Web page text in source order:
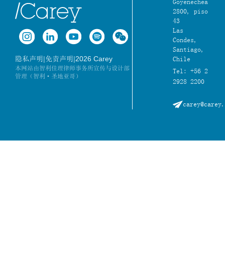
隐私声明|免责声明|2026 Carey
本网站由智利佳理律师事务所宣传与设计部
管理（智利·圣地亚哥）
Goyenechea
2800, piso
43
Las
Condes,
Santiago,
Chile
Tel: +56 2
2928 2200